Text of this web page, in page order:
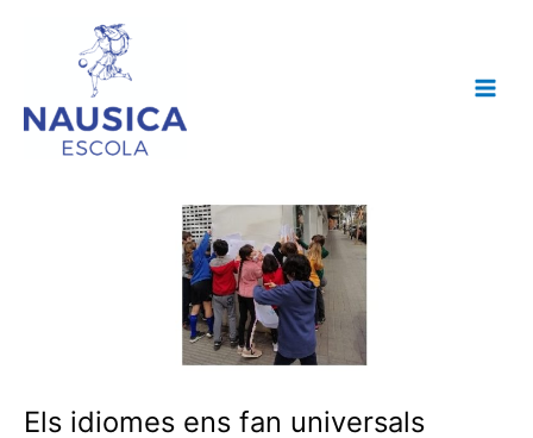
Els idiomes ens fan universals